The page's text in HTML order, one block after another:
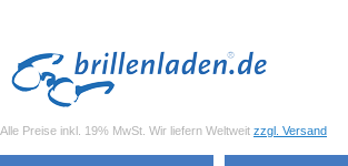
Alle Preise inkl. 19% MwSt. Wir liefern Weltweit zzgl. Versand